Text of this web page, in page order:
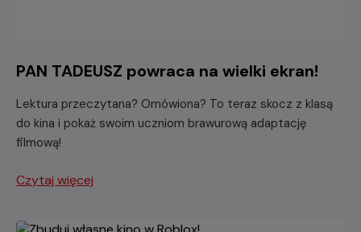
PAN TADEUSZ powraca na wielki ekran!
Lektura przeczytana? Omówiona? To teraz skocz z klasą
do kina i pokaż swoim uczniom brawurową adaptację
filmową!
Czytaj więcej